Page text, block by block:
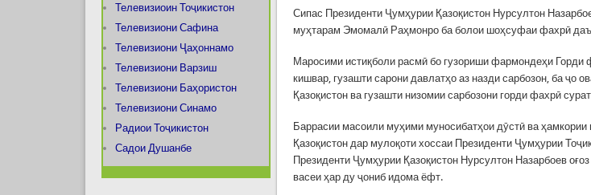
Сипас Президенти Ҷумҳурии Қазоқистон Нурсултон
муҳтарам Эмомалӣ Раҳмонро ба болои шоҳсуфаи фахрӣ
Маросими истиқболи расмӣ бо гузориши фармондеҳи
кишвар, гузашти сарони давлатҳо аз назди сарбозон, ба ҷо
Қазоқистон ва гузашти низомии сарбозони горди фахрӣ
Баррасии масоили муҳими муносибатҳои дӯстӣ ва ҳамкории
Қазоқистон дар мулоқоти хоссаи Президенти Ҷумҳурии
Президенти Ҷумҳурии Қазоқистон Нурсултон Назарбоев
васеи ҳар ду ҷониб идома ёфт.
Телевизиоин Тоҷикистон
Телевизиони Сафина
Телевизиони Ҷаҳоннамо
Телевизиони Варзиш
Телевизиони Баҳористон
Телевизиони Синамо
Радиои Тоҷикистон
Садои Душанбе